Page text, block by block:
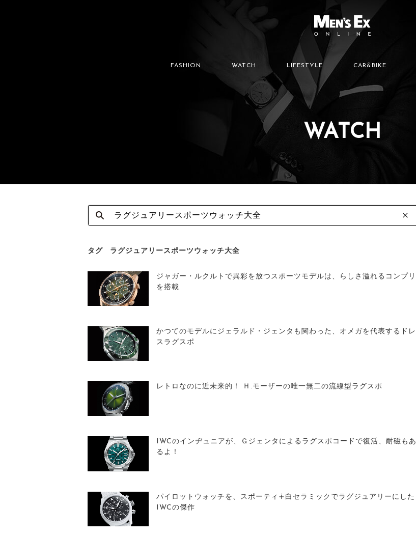
FASHION WATCH LIFESTYLE CAR&BIKE
WATCH
タグ ラグジュアリースポーツウォッチ大全
ジャガー・ルクルトで異彩を放つスポーツモデルは、らしさ溢れるコンプリ
を搭載
かつてのモデルにジェラルド・ジェンタも関わった、オメガを代表するドレ
スラグスポ
レトロなのに近未来的！ Ｈ.モーザーの唯一無二の流線型ラグスポ
IWCのインヂュニアが、Ｇジェンタによるラグスポコードで復活、耐磁もあ
るよ！
パイロットウォッチを、スポーティ∔白セラミックでラグジュアリーにした
IWCの傑作